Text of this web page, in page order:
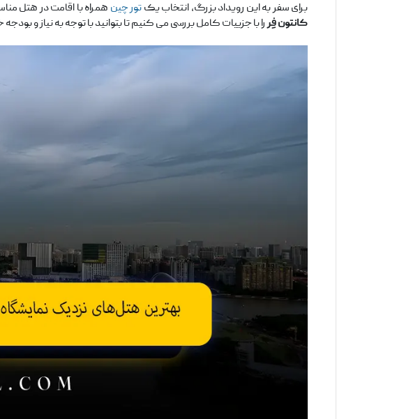
برای سفر به این رویداد بزرگ، انتخاب یکتور چین همراه با اقامت در هتل
کانتون فِررا با جزییات کامل بررسی می ‌کنیم تا بتوانید با توجه به نیاز و